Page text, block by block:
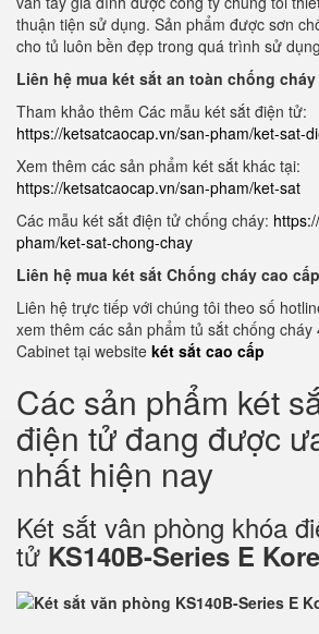
thuận tiện sử dụng. Sản phẩm được sơn
cho tủ luôn bền đẹp trong quá trình sử
Liên hệ mua két sắt an toàn chống cháy
Tham khảo thêm Các mẫu két sắt điện tử:
https://ketsatcaocap.vn/san-pham/ket-sat-
Xem thêm các sản phẩm két sắt khác tại:
https://ketsatcaocap.vn/san-pham/ket-sat
Các mẫu két sắt điện tử chống cháy:
pham/ket-sat-chong-chay
Liên hệ mua két sắt Chống cháy cao cấp
Liên hệ trực tiếp với chúng tôi theo số
xem thêm các sản phẩm tủ sắt chống cháy
Cabinet tại website két sắt cao cấp
Các sản phẩm két
điện tử đang được
nhất hiện nay
Két sắt vân phòng khóa
tử KS140B-Series E